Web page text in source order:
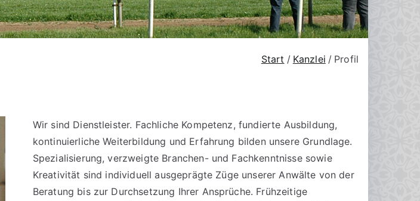
Start Kanzlei Profil
Wir sind Dienstleister. Fachliche Kompetenz, fundierte Ausbildung,
kontinuierliche Weiterbildung und Erfahrung bilden unsere Grundlage.
Spezialisierung, verzweigte Branchen- und Fachkenntnisse sowie
Kreativität sind individuell ausgeprägte Züge unserer Anwälte von der
Beratung bis zur Durchsetzung Ihrer Ansprüche. Frühzeitige